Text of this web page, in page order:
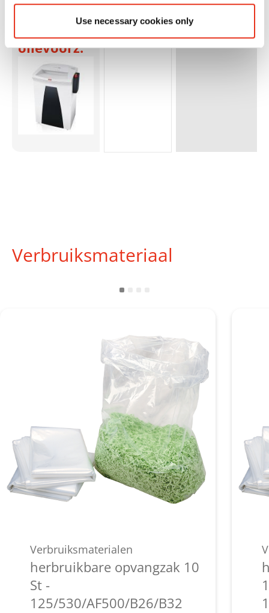
Use necessary cookies only
ext.
olievoorz.
Verbruiksmateriaal
Verbruiksmaterialen
herbruikbare opvangzak 10
St -
125/530/AF500/B26/B32